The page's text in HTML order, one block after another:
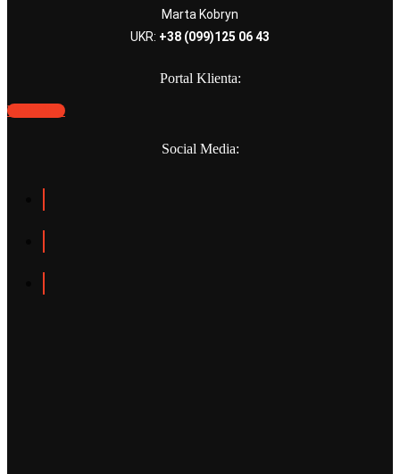
Marta Kobryn
UKR: +38 (099)125 06 43
Portal Klienta:
WEBPANO
Social Media: